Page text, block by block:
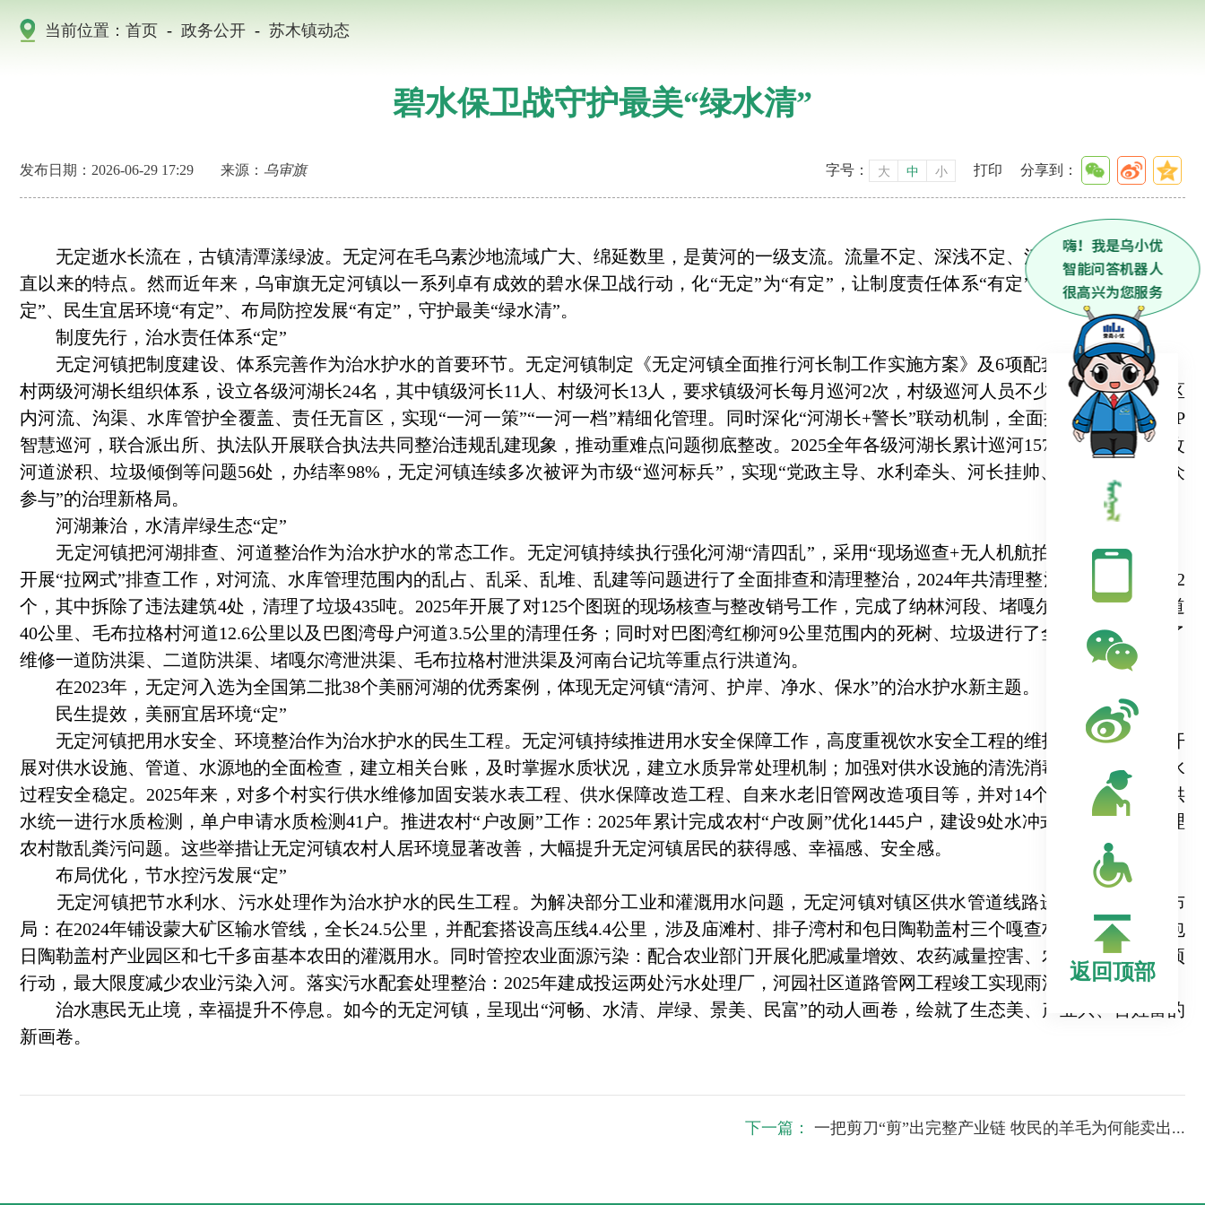
当前位置： 首页 - 政务公开 - 苏木镇动态
碧水保卫战守护最美“绿水清”
发布日期：2026-06-29 17:29 来源： 乌审旗 字号： 大 中 小 打印 分享到：
无定逝水长流在，古镇清潭漾绿波。无定河在毛乌素沙地流域广大、绵延数里，是黄河的一级支流。流量不定、深浅不定、清浊不定是无定河一
直以来的特点。然而近年来，乌审旗无定河镇以一系列卓有成效的碧水保卫战行动，化“无定”为“有定”，让制度责任体系“有定”、河湖岸绿生态“有
定”、民生宜居环境“有定”、布局防控发展“有定”，守护最美“绿水清”。
制度先行，治水责任体系“定”
无定河镇把制度建设、体系完善作为治水护水的首要环节。无定河镇制定《无定河镇全面推行河长制工作实施方案》及6项配套制度，健全镇、
村两级河湖长组织体系，设立各级河湖长24名，其中镇级河长11人、村级河长13人，要求镇级河长每月巡河2次，村级巡河人员不少于4次，实现辖区
内河流、沟渠、水库管护全覆盖、责任无盲区，实现“一河一策”“一河一档”精细化管理。同时深化“河湖长+警长”联动机制，全面推广河湖长制APP
智慧巡河，联合派出所、执法队开展联合执法共同整治违规乱建现象，推动重难点问题彻底整改。2025全年各级河湖长累计巡河1579次，发现并整改
河道淤积、垃圾倾倒等问题56处，办结率98%，无定河镇连续多次被评为市级“巡河标兵”，实现“党政主导、水利牵头、河长挂帅、部门协同、群众
参与”的治理新格局。
河湖兼治，水清岸绿生态“定”
无定河镇把河湖排查、河道整治作为治水护水的常态工作。无定河镇持续执行强化河湖“清四乱”，采用“现场巡查+无人机航拍”立体排查模式，
开展“拉网式”排查工作，对河流、水库管理范围内的乱占、乱采、乱堆、乱建等问题进行了全面排查和清理整治，2024年共清理整治了“四乱”问题92
个，其中拆除了违法建筑4处，清理了垃圾435吨。2025年开展了对125个图斑的现场核查与整改销号工作，完成了纳林河段、堵嘎尔湾-水清湾段河道
40公里、毛布拉格村河道12.6公里以及巴图湾母户河道3.5公里的清理任务；同时对巴图湾红柳河9公里范围内的死树、垃圾进行了全面清理，加固了
维修一道防洪渠、二道防洪渠、堵嘎尔湾泄洪渠、毛布拉格村泄洪渠及河南台记坑等重点行洪道沟。
在2023年，无定河入选为全国第二批38个美丽河湖的优秀案例，体现无定河镇“清河、护岸、净水、保水”的治水护水新主题。
民生提效，美丽宜居环境“定”
无定河镇把用水安全、环境整治作为治水护水的民生工程。无定河镇持续推进用水安全保障工作，高度重视饮水安全工程的维护和管理：定期开
展对供水设施、管道、水源地的全面检查，建立相关台账，及时掌握水质状况，建立水质异常处理机制；加强对供水设施的清洗消毒工作，确保供水
过程安全稳定。2025年来，对多个村实行供水维修加固安装水表工程、供水保障改造工程、自来水老旧管网改造项目等，并对14个村2个社区集中供
水统一进行水质检测，单户申请水质检测41户。推进农村“户改厕”工作：2025年累计完成农村“户改厕”优化1445户，建设9处水冲式卫生公厕，治理
农村散乱粪污问题。这些举措让无定河镇农村人居环境显著改善，大幅提升无定河镇居民的获得感、幸福感、 安全感。
布局优化，节水控污发展“定”
无定河镇把节水利水、污水处理作为治水护水的民生工程。为解决部分工业和灌溉用水问题，无定河镇对镇区供水管道线路进行整合、优化布
局：在2024年铺设蒙大矿区输水管线，全长24.5公里，并配套搭设高压线4.4公里，涉及庙滩村、排子湾村和包日陶勒盖村三个嘎查村，重点解决了包
日陶勒盖村产业园区和七千多亩基本农田的灌溉用水。同时管控农业面源污染：配合农业部门开展化肥减量增效、农药减量控害、农田残膜回收专项
行动，最大限度减少农业污染入河。落实污水配套处理整治：2025年建成投运两处污水处理厂，河园社区道路管网工程竣工实现雨污分流。
治水惠民无止境，幸福提升不停息。如今的无定河镇，呈现出“河畅、水清、岸绿、景美、民富”的动人画卷，绘就了生态美、产业兴、百姓富的
新画卷。
下一篇： 一把剪刀“剪”出完整产业链 牧民的羊毛为何能卖出...
返回顶部